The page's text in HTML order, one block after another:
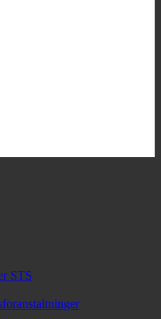
STS